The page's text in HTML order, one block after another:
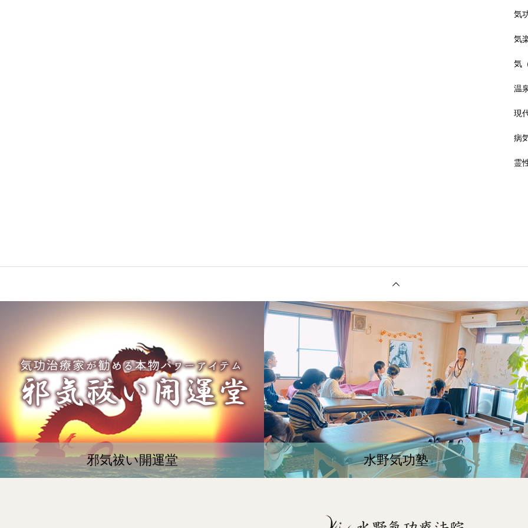
気
気
気
温
現
病
霊
邪気祓い開運堂 水野気功塾